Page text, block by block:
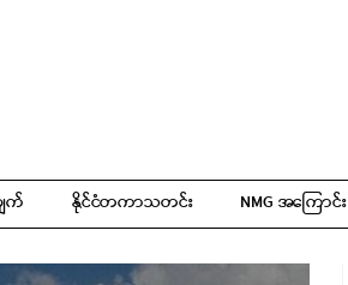
က် နိုင်ငံတကာသတင်း NMG အကြောင်း